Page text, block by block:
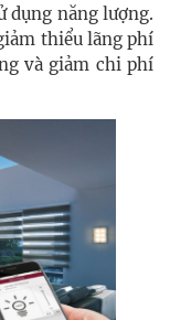
dụng năng lượng.
thiểu lãng phí
và giảm chi phí